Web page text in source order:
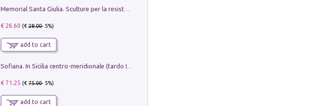
Memorial Santa Giulia. Sculture per la resistenza Monchio di Palagano
€ 26.60 (€28.00- 5%)
add to cart
€ 71.25 (€75.00- 5%)
add to cart